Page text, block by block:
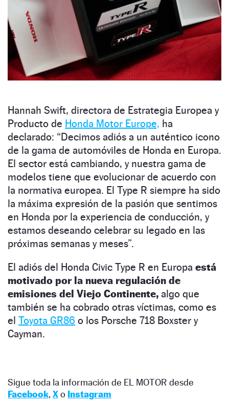
Hannah Swift, directora de Estrategia Europea y
Producto de Honda Motor Europe, ha
declarado: “Decimos adiós a un auténtico icono
de la gama de automóviles de Honda en Europa.
El sector está cambiando, y nuestra gama de
modelos tiene que evolucionar de acuerdo con
la normativa europea. El Type R siempre ha sido
la máxima expresión de la pasión que sentimos
en Honda por la experiencia de conducción, y
estamos deseando celebrar su legado en las
próximas semanas y meses”.
El adiós del Honda Civic Type R en Europa está
motivado por la nueva regulación de
emisiones del Viejo Continente, algo que
también se ha cobrado otras víctimas, como es
el Toyota GR86 o los Porsche 718 Boxster y
Cayman.
Sigue toda la información de EL MOTOR desde
Facebook, Xo Instagram